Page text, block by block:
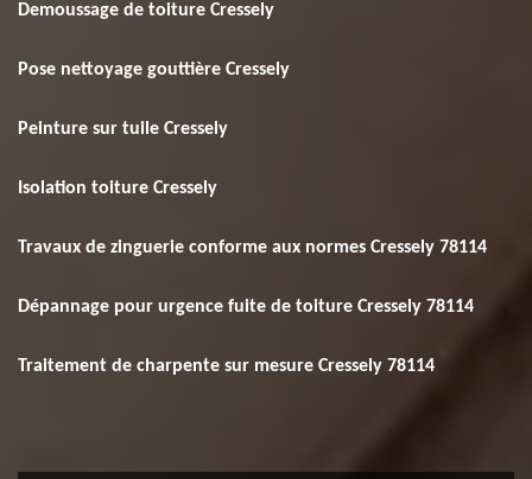
Demoussage de toiture Cressely
Pose nettoyage gouttière Cressely
Peinture sur tuile Cressely
Isolation toiture Cressely
Travaux de zinguerie conforme aux normes Cressely 78114
Dépannage pour urgence fuite de toiture Cressely 78114
Traitement de charpente sur mesure Cressely 78114